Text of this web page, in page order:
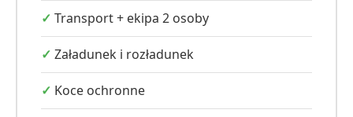
Transport + ekipa 2 osoby
Załadunek i rozładunek
Koce ochronne